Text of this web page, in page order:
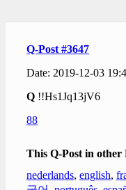
Q-Post #3647
Date: 2019-12-03
Q !!Hs1Jq13jV6
88
This Q-Post in other
nederlands, english,